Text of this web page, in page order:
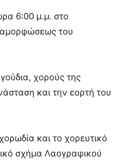
6:00 μ.μ. στο
του
χορούς της
και την εορτή του
και το χορευτικό
σχήμα Λαογραφικού